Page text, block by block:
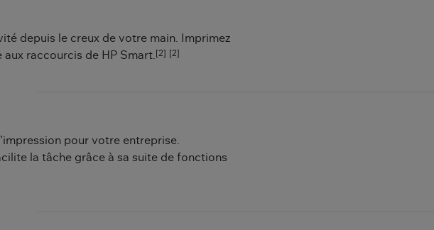
depuis le creux de votre main. Imprimez
raccourcis de HP Smart.
[2] [2]
pour votre entreprise.
la tâche grâce à sa suite de fonctions